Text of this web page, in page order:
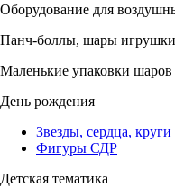
Оборудование для
Панч-боллы, шары игрушки
Маленькие упаковки шаров
День рождения
Звезды, сердца,
Фигуры СДР
Детская тематика